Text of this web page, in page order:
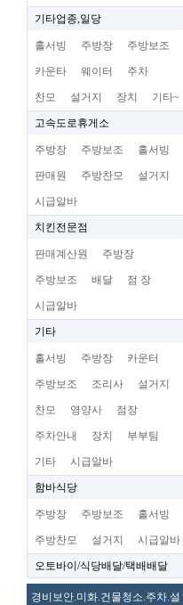
기타업종,일당
홀서빙 주방장 주방보조
카운타 웨이터 주차
찬모 설거지 장치 기타~
고속도로휴게소
주방장 주방보조 홀서빙
판매원 주방찬모 설거지
시급알바
치킨전문점
판매계산원 주방장
주방보조 배달 점 장
시급알바
기타
홀서빙 주방장 카운터
주방보조 조리사 설거지
찬모 영양사 점장
주차안내 장치 부부팀
기타 시급알바
함바식당
주방장 주방보조 홀서빙
주방찬모 설거지 시급알바
오토바이/식당배달/택배배달
경비보안.미화.건물청소.주차.설